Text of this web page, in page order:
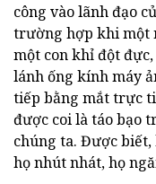
công vào lãnh đạo
trường hợp khi một
một con khỉ đột
lánh ống kính máy
tiếp bằng mắt trực
được coi là táo bạo
chúng ta. Được
họ nhút nhát, họ